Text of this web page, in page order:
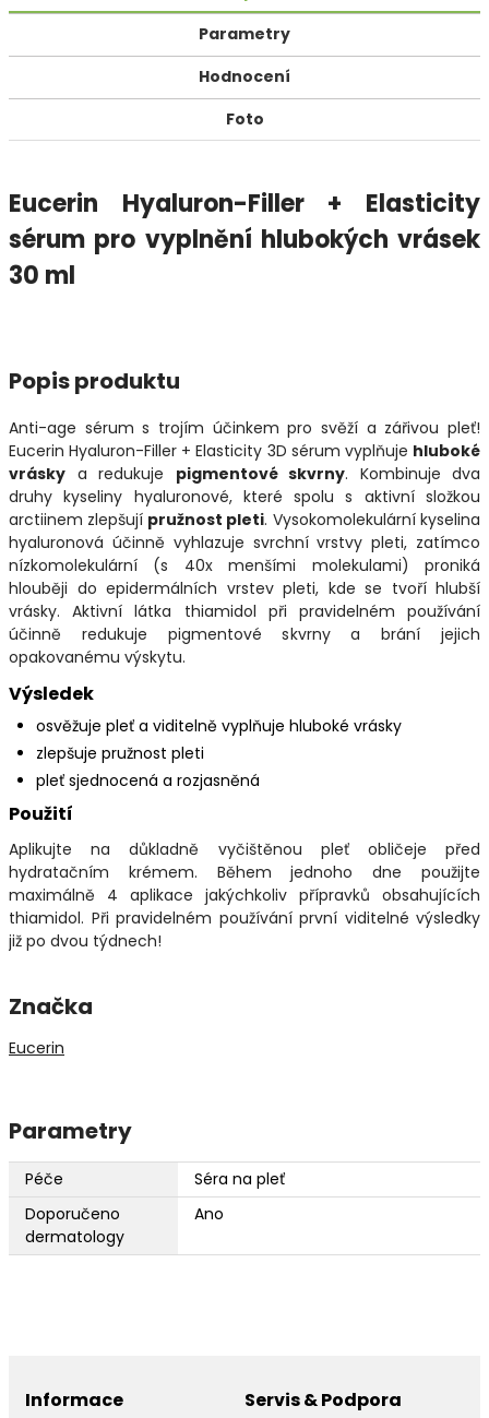
Parametry
Hodnocení
Foto
Eucerin Hyaluron-Filler + Elasticity
sérum pro vyplnění hlubokých vrásek
30 ml
Popis produktu
Anti-age sérum s trojím účinkem pro svěží a zářivou pleť!
Eucerin Hyaluron-Filler + Elasticity 3D sérum vyplňuje hluboké
vrásky a redukuje pigmentové skvrny. Kombinuje dva
druhy kyseliny hyaluronové, které spolu s aktivní složkou
arctiinem zlepšují pružnost pleti. Vysokomolekulární kyselina
hyaluronová účinně vyhlazuje svrchní vrstvy pleti, zatímco
nízkomolekulární (s 40x menšími molekulami) proniká
hlouběji do epidermálních vrstev pleti, kde se tvoří hlubší
vrásky. Aktivní látka thiamidol při pravidelném používání
účinně redukuje pigmentové skvrny a brání jejich
opakovanému výskytu.
Výsledek
osvěžuje pleť a viditelně vyplňuje hluboké vrásky
zlepšuje pružnost pleti
pleť sjednocená a rozjasněná
Použití
Aplikujte na důkladně vyčištěnou pleť obličeje před
hydratačním krémem. Během jednoho dne použijte
maximálně 4 aplikace jakýchkoliv přípravků obsahujících
thiamidol. Při pravidelném používání první viditelné výsledky
již po dvou týdnech!
Značka
Eucerin
Parametry
Péče
Séra na pleť
Doporučeno
dermatology
Ano
Informace Servis & Podpora